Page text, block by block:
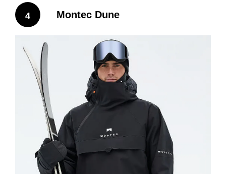
Vollständig versiegelte Nähte, wasserdichte Außentaschen
und eine innere Medientasche machen sie genauso
gemütliches Cruisen im Resort, Off-Piste-Abenteuer oder
Freestyle-Sessions.
4 Montec Dune